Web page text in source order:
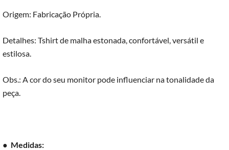
Origem: Fabricação Própria.
Detalhes: Tshirt de malha estonada, confortável, versátil e
estilosa.
Obs.: A cor do seu monitor pode influenciar na tonalidade da
peça.
● Medidas: